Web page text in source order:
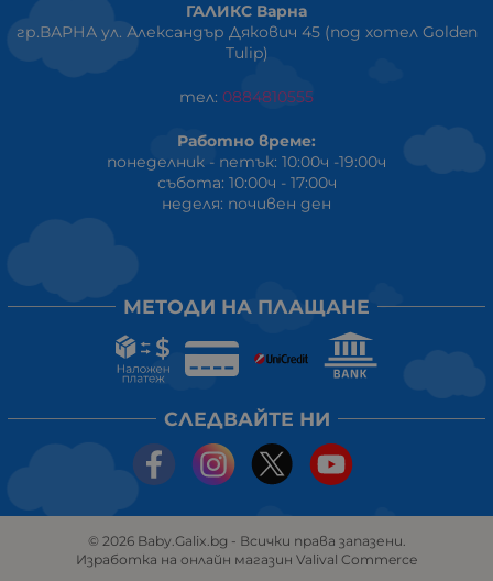
ГАЛИКС Варна
гр.ВАРНА ул. Александър Дякович 45 (под хотел Golden
Tulip)
тел: 0884810555
Работно време:
понеделник - петък: 10:00ч -19:00ч
събота: 10:00ч - 17:00ч
неделя: почивен ден
МЕТОДИ НА ПЛАЩАНЕ
СЛЕДВАЙТЕ НИ
© 2026 Baby.Galix.bg - Всички права запазени.
Изработка на онлайн магазин Valival Commerce